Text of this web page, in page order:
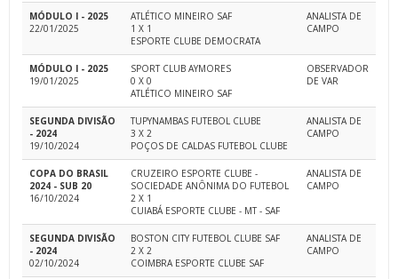
MÓDULO I - 2025
22/01/2025
ATLÉTICO MINEIRO SAF
1 X 1
ESPORTE CLUBE DEMOCRATA
ANALISTA DE
CAMPO
MÓDULO I - 2025
19/01/2025
SPORT CLUB AYMORES
0 X 0
ATLÉTICO MINEIRO SAF
OBSERVADOR
DE VAR
SEGUNDA DIVISÃO
- 2024
19/10/2024
TUPYNAMBAS FUTEBOL CLUBE
3 X 2
POÇOS DE CALDAS FUTEBOL CLUBE
ANALISTA DE
CAMPO
COPA DO BRASIL
2024 - SUB 20
16/10/2024
CRUZEIRO ESPORTE CLUBE -
SOCIEDADE ANÔNIMA DO FUTEBOL
2 X 1
CUIABÁ ESPORTE CLUBE - MT - SAF
ANALISTA DE
CAMPO
SEGUNDA DIVISÃO
- 2024
02/10/2024
BOSTON CITY FUTEBOL CLUBE SAF
2 X 2
COIMBRA ESPORTE CLUBE SAF
ANALISTA DE
CAMPO